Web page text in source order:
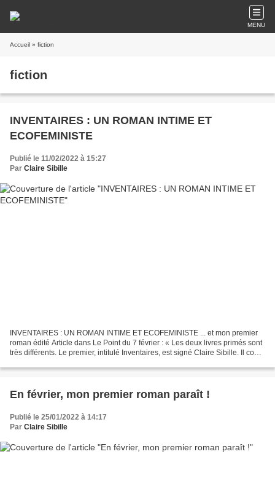
MENU
Accueil » fiction
fiction
INVENTAIRES : UN ROMAN INTIME ET
ECOFEMINISTE
Publié le 11/02/2022 à 15:27
Par Claire Sibille
INVENTAIRES : UN ROMAN INTIME ET ECOFEMINISTE ... et mon premier
roman édité Article dans Le Point du 7 février : « Les deux livres primés sont
très différents. Le premier, intitulé Inventaires, est signé Claire Sibille. Il conte
En février, mon premier roman paraît !
Publié le 25/01/2022 à 14:17
Par Claire Sibille